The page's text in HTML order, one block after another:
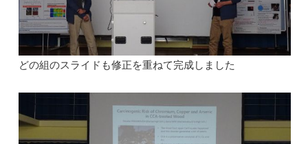
どの組のスライドも修正を重ねて完成しました